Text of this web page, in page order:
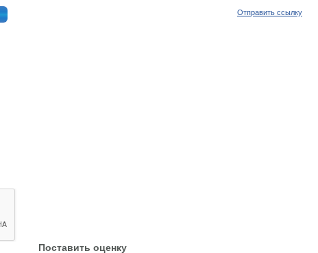
Отправить ссылку
Поставить оценку